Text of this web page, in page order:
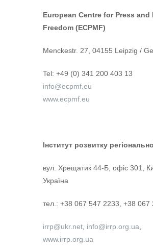
European Centre for Press and
Freedom (ECPMF)
Menckestr. 27, 04155 Leipzig /
Tel: +49 (0) 341 200 403 13
info@ecpmf.eu
www.ecpmf.eu
Інститут розвитку
вул. Хрещатик 44-Б, офіс 301,
Україна
тел.: +38 067 547 2233, +38 067
irrp@ukr.net info@irrp.org.ua
www.irrp.org.ua